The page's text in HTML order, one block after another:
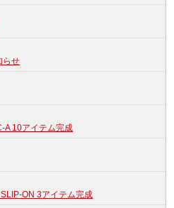
らせ
A 10アイテム完成
ON 3アイテム完成